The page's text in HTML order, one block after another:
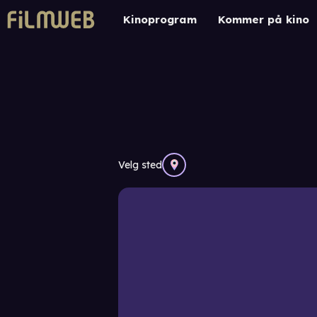
Kinoprogram Kommer på kino
Velg sted